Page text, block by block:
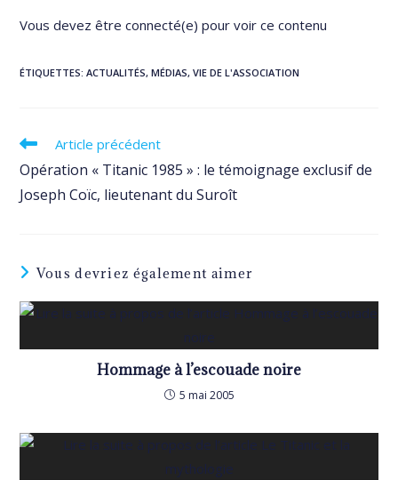
Vous devez être connecté(e) pour voir ce contenu
ÉTIQUETTES:ACTUALITÉS, MÉDIAS, VIE DE L'ASSOCIATION
Read
articles
Article précédent
Opération « Titanic 1985 » : le témoignage exclusif de
Joseph Coïc, lieutenant du Suroît
Vous devriez également aimer
Hommage à l’escouade noire
5 mai 2005